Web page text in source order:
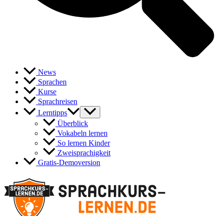
News
Sprachen
Kurse
Sprachreisen
Lerntipps
Überblick
Vokabeln lernen
So lernen Kinder
Zweisprachigkeit
Gratis-Demoversion